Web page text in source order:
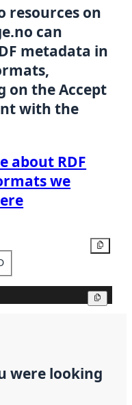
resources on
can
metadata in
on the Accept
with the
about RDF
we
were looking